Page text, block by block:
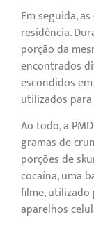
Em seguida,
residência.
porção da
encontrados
escondidos
utilizados
Ao todo, a
gramas de
porções de
cocaína, uma
filme, utilizado
aparelhos